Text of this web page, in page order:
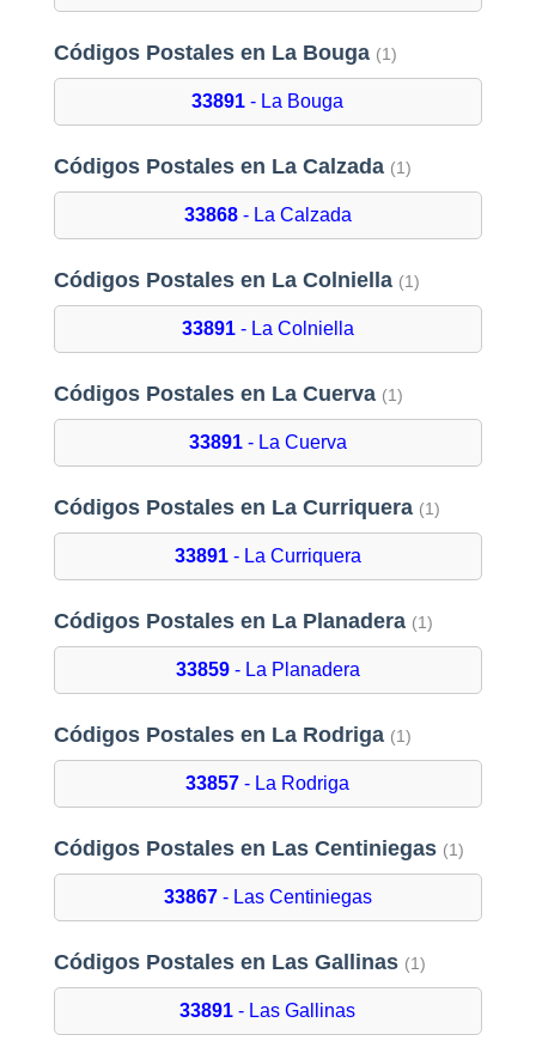
Códigos Postales en La Bouga (1)
33891 - La Bouga
Códigos Postales en La Calzada (1)
33868- La Calzada
Códigos Postales en La Colniella (1)
33891- La Colniella
Códigos Postales en La Cuerva (1)
33891- La Cuerva
Códigos Postales en La Curriquera (1)
33891- La Curriquera
Códigos Postales en La Planadera (1)
33859- La Planadera
Códigos Postales en La Rodriga (1)
33857 - La Rodriga
Códigos Postales en Las Centiniegas (1)
33867- Las Centiniegas
Códigos Postales en Las Gallinas (1)
33891 - Las Gallinas